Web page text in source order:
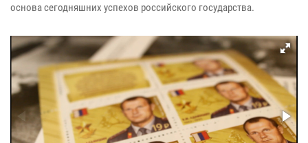
основа сегодняшних успехов российского государства.